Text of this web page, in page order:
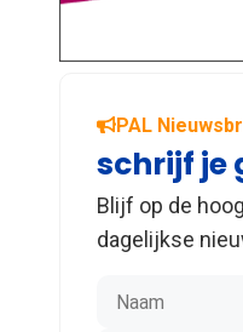
PAL
schrijf je
Blijf op de
dagelijkse